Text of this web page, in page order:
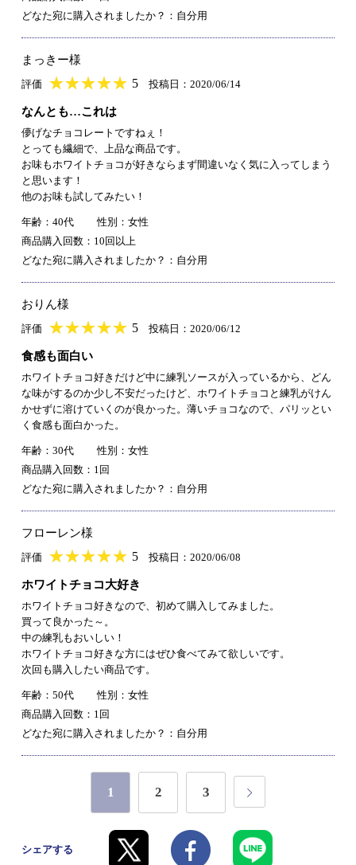
どなた宛に購入されましたか？：自分用
まっきー様
評価 ★★★★★
★★★★★ 5 投稿日：2020/06/14
なんとも…これは
儚げなチョコレートですねぇ！
とっても繊細で、上品な商品です。
お味もホワイトチョコが好きならまず間違いなく気に入ってしまう
と思います！
他のお味も試してみたい！
年齢：40代
性別：女性
商品購入回数：10回以上
どなた宛に購入されましたか？：自分用
おりん様
評価 ★★★★★
★★★★★ 5 投稿日：2020/06/12
食感も面白い
ホワイトチョコ好きだけど中に練乳ソースが入っているから、どん
な味がするのか少し不安だったけど、ホワイトチョコと練乳がけん
かせずに溶けていくのが良かった。薄いチョコなので、パリッとい
く食感も面白かった。
年齢：30代
性別：女性
商品購入回数：1回
どなた宛に購入されましたか？：自分用
フローレン様
評価 ★★★★★
★★★★★ 5 投稿日：2020/06/08
ホワイトチョコ大好き
ホワイトチョコ好きなので、初めて購入してみました。
買って良かった～。
中の練乳もおいしい！
ホワイトチョコ好きな方にはぜひ食べてみて欲しいです。
次回も購入したい商品です。
年齢：50代
性別：女性
商品購入回数：1回
どなた宛に購入されましたか？：自分用
1 2 3
シェアする